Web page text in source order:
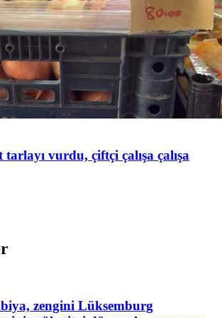
vurdu, çiftçi çalışa çalışa
zengini Lüksemburg